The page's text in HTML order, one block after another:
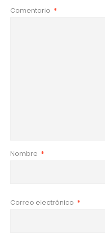
Comentario *
Nombre *
Correo electrónico *